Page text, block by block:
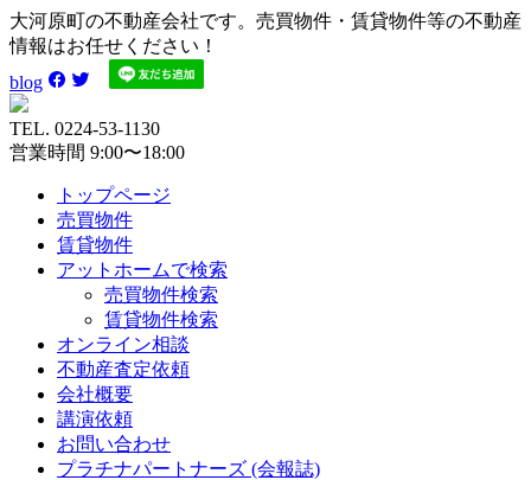
大河原町の不動産会社です。売買物件・賃貸物件等の不動産
情報はお任せください！
blog
TEL. 0224-53-1130
営業時間 9:00〜18:00
トップページ
売買物件
賃貸物件
アットホームで検索
売買物件検索
賃貸物件検索
オンライン相談
不動産査定依頼
会社概要
講演依頼
お問い合わせ
プラチナパートナーズ (会報誌)